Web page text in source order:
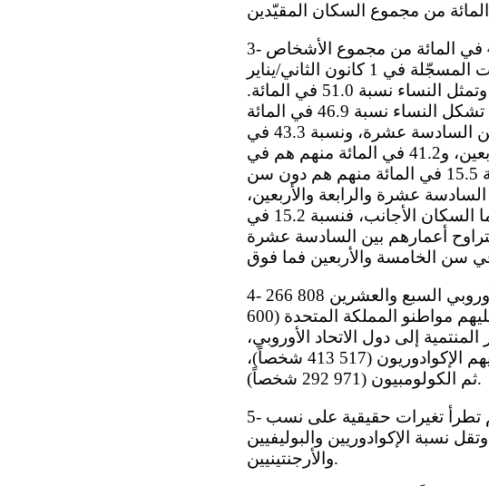
3- عدد السكان بحسب نوع الجنس والسن. يمثل الرجال نسبة 49.5 في المائة من مجموع الأشخاص
المقيّدين، بينما تمثل النساء نسبة 50.5 في المائة منهم، وفقاً للبيانات المسجّلة في 1 كانون الثاني/يناير
2009. وفي ما بين السكان الإسبان، يمثل الرجال نسبة 49.0 في المائة وتمثل النساء نسبة 51.0 في المائة.
أما عن الأجانب، فيشكل الرجال نسبة 53.1 في المائة منهم، بينما تشكل النساء نسبة 46.9 في المائة
منهم. وبحسب السن، فنسبة 15.5 في المائة من السكان هم دون سن السادسة عشرة، ونسبة 43.3 في
المائة من السكان تتراوح أعمارهم بين السادسة عشرة والرابعة والأربعين، و41.2 في المائة منهم هم في
سن الخامسة والأربعين فما فوق. وعن الإسبان المقيّدين، فنسبة 15.5 في المائة منهم هم دون سن
بين السادسة عشرة والرابعة والأربعين،
و43.9 في المائة منهم هم في سن الخامسة والأربعين فما فوق. أما السكان الأجانب، فنسبة 15.2 في
و63.2 في المائة منهم تتراوح أعمارهم بين السادسة عشرة
4- ويبلغ مجموع الأجانب المقيمين في إسبانيا المنتمين إلى دول الاتحاد الأوروبي السبع والعشرين 808 266
2 أشخاص. ويبرز من بينهم المواطنون الرومانيون (576 796 شخصاً)، يليهم مواطنو المملكة المتحدة (600
غير المنتمية إلى دول الاتحاد الأوروبي،
يشكل المواطنون المغاربة الأجانب الأكثر عدداً (401 710 شخص)، يليهم الإكوادوريون (517 413 شخصاً)،
ثم الكولومبيون (971 292 شخصاً).
5- وفي ما يتعلق بالأرقام المسجّلة في 1 كانون الثاني/يناير 2008، لم تطرأ تغيرات حقيقية على نسب
نسبة الإكوادوريين والبوليفيين
والأرجنتينيين.